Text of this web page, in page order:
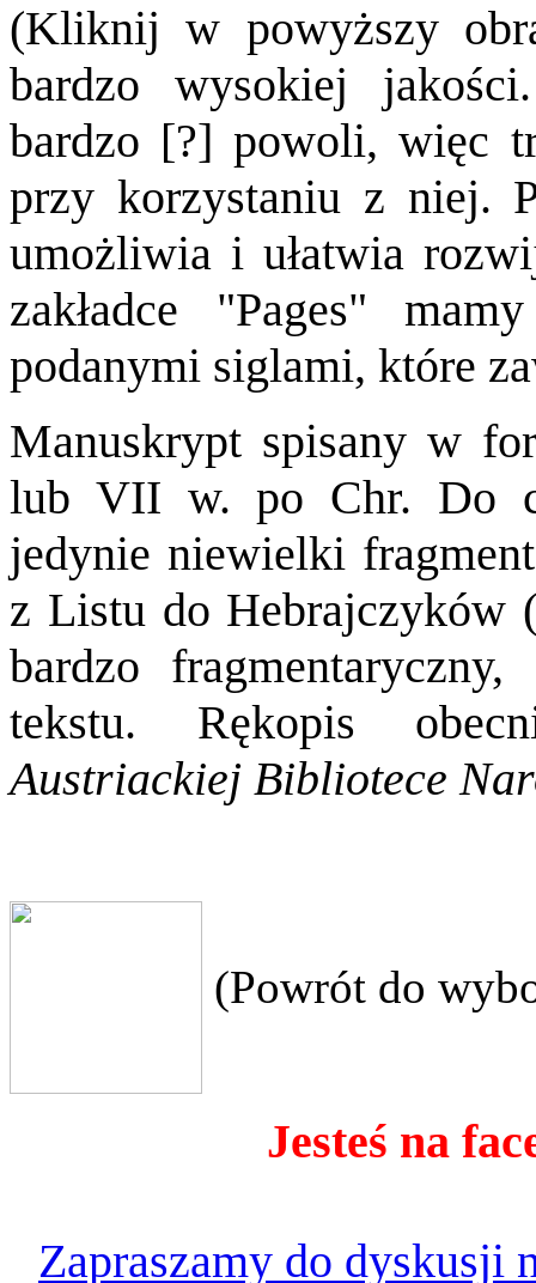
(Kliknij w powyższy
bardzo wysokiej
bardzo [?] powoli, więc
przy korzystaniu z niej.
umożliwia i ułatwia
zakładce "Pages"
podanymi siglami, które
Manuskrypt spisany w
lub VII w. po Chr. Do
jedynie niewielki
z Listu do Hebrajczyków
bardzo
tekstu. Rękopis
Austriackiej Bibliotece
(Powrót do
Jesteś na
Zapraszamy do dyskusji